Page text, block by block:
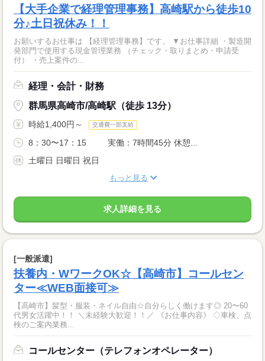
【大手企業で経理管理事務】高崎駅から徒歩10
分♪土日祝休み！！
お願いするお仕事は 【経理管理事務】です。 ▼お仕事詳細 ・製造開
発部門で使用する現金管理業務 （チェック・取りまとめ・申請受
付） ・売上案件の...
経理・会計・財務
群馬県高崎市/高崎駅（徒歩 13分）
時給1,400円～ 交通費一部支給
8：30〜17：15 実働：7時間45分 休憩...
土曜日 日曜日 祝日
もっと見る
求人詳細を見る
[一般派遣]
扶養内・WワークOK☆【高崎市】コールセン
ター≪WEB面接可≫
【高崎市】髪型・服装・ネイル自由☆自分らしく働けます◎ 20〜60
代男女活躍中！！ ＼未経験大歓迎！！／ 《お仕事内容》 ◇車検、点
検のご案内業務...
コールセンター（テレフォンオペレーター）